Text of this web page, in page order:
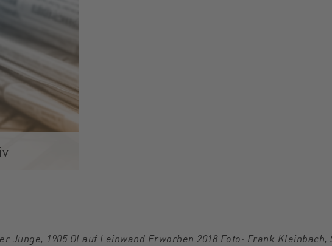
Junge, 1905 Öl auf Leinwand Erworben 2018 Foto: Frank